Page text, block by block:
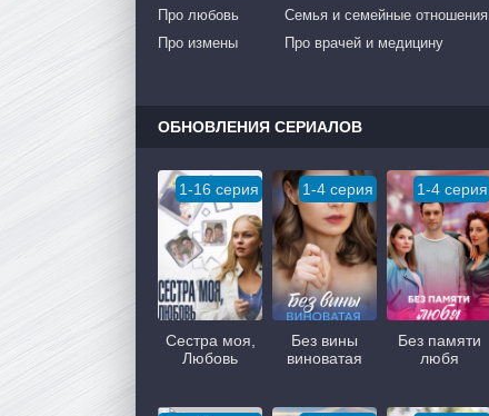
Про любовь
Про измены
Семья и семейные отношения
Про врачей и медицину
ОБНОВЛЕНИЯ СЕРИАЛОВ
1-16 серия
Сестра моя,
Любовь
1-4 серия
Без вины
виноватая
1-4 серия
Без памяти
любя